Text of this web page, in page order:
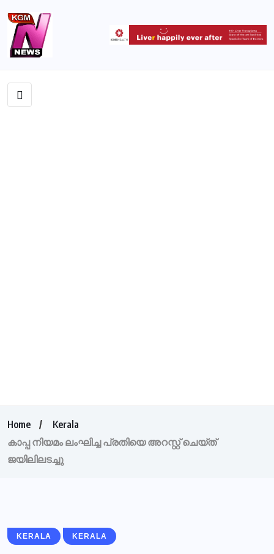
Home
Kerala
കാപ്പ നിയമം ലംഘിച്ച പ്രതിയെ അറസ്റ്റ് ചെയ്ത്
ജയിലിലടച്ചു
KERALA KERALA